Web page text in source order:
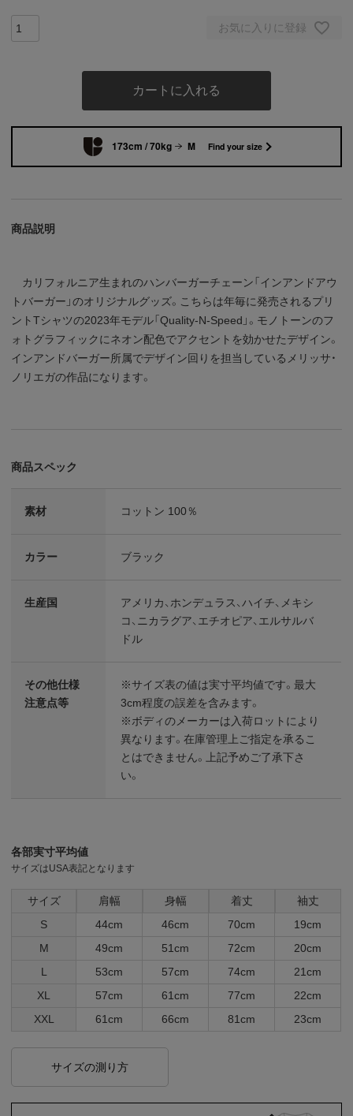
お気に入りに登録
カートに入れる
173cm / 70kg M Find your size
商品説明
カリフォルニア生まれのハンバーガーチェーン「インアンドアウ
トバーガー」のオリジナルグッズ。こちらは年毎に発売されるプリ
ントTシャツの2023年モデル「Quality-N-Speed」。モノトーンのフ
ォトグラフィックにネオン配色でアクセントを効かせたデザイン。
インアンドバーガー所属でデザイン回りを担当しているメリッサ・
ノリエガの作品になります。
商品スペック
素材 コットン 100％
カラー ブラック
生産国
アメリカ、ホンデュラス、ハイチ、メキシ
コ、ニカラグア、エチオピア、エルサルバ
ドル
その他仕様
注意点等
※サイズ表の値は実寸平均値です。最大
3cm程度の誤差を含みます。
※ボディのメーカーは入荷ロットにより
異なります。在庫管理上ご指定を承るこ
とはできません。上記予めご了承下さ
い。
各部実寸平均値
サイズはUSA表記となります
サイズ 肩幅 身幅 着丈
袖丈
S
44cm 46cm 70cm
19cm
M
49cm 51cm 72cm
20cm
L
53cm 57cm 74cm
21cm
XL
57cm 61cm 77cm
22cm
XXL
61cm 66cm 81cm 23cm
サイズの測り方